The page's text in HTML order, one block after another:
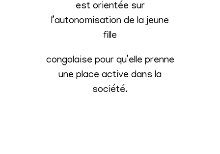
est orientée sur
l’autonomisation de la jeune
fille
congolaise pour qu’elle prenne
une place active dans la
société.